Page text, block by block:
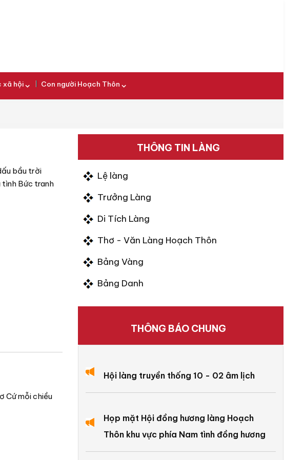
xã hội Con người Hoạch Thôn
bầu trời
tình Bức tranh
Cứ mỗi chiều
THÔNG TIN LÀNG
Lệ làng
Trưởng Làng
Di Tích Làng
Thơ - Văn Làng Hoạch Thôn
Bảng Vàng
Bảng Danh
THÔNG BÁO CHUNG
Hội làng truyền thống 10 - 02 âm lịch
Họp mặt Hội đồng hương làng Hoạch
Thôn khu vực phía Nam tình đồng hương